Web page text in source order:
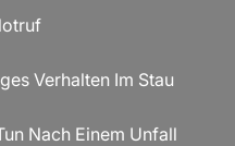
Verhalten Im Stau
Nach Einem Unfall